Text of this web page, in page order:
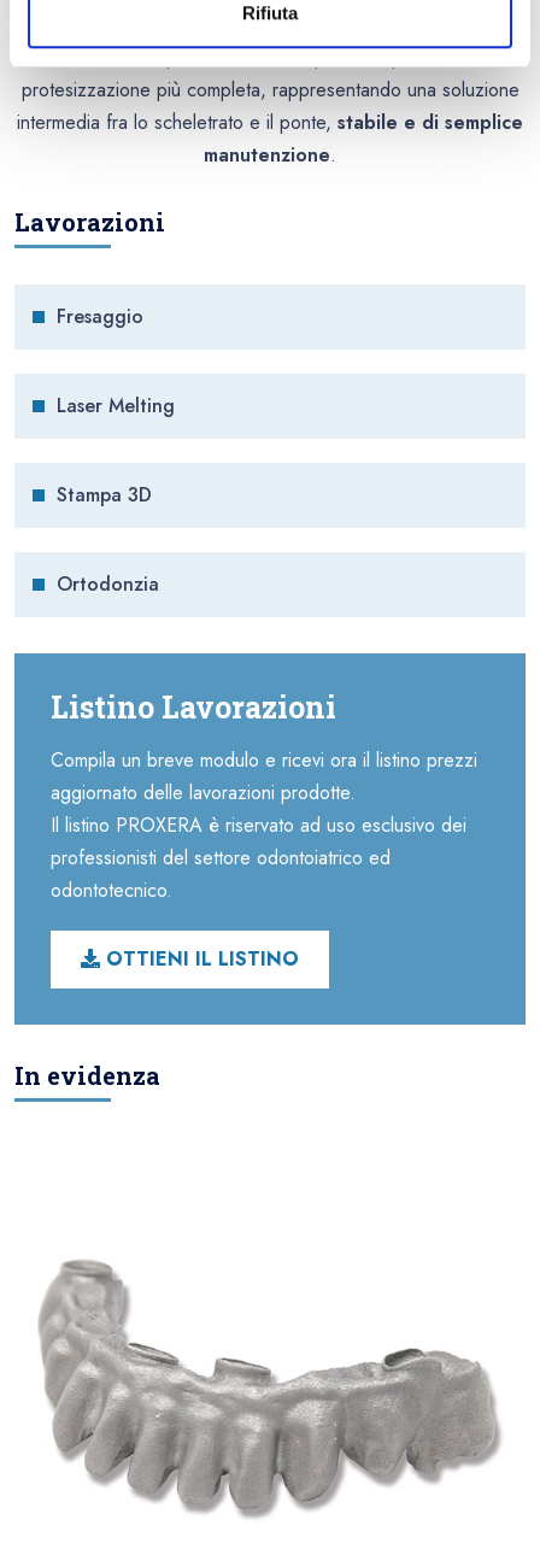
Rifiuta
riduce il preventivo economico e permette di risolvere la
situazione del paziente che non può sottoporsi ad una
protesizzazione più completa, rappresentando una soluzione
intermedia fra lo scheletrato e il ponte, stabile e di semplice
manutenzione.
Lavorazioni
Fresaggio
Laser Melting
Stampa 3D
Ortodonzia
Listino Lavorazioni
Compila un breve modulo e ricevi ora il listino prezzi
aggiornato delle lavorazioni prodotte.
Il listino PROXERA è riservato ad uso esclusivo dei
professionisti del settore odontoiatrico ed
odontotecnico.
OTTIENI IL LISTINO
In evidenza